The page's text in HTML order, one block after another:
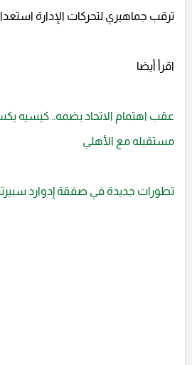
ترقب جماهيري لتحركات الإدارة
اقرأ أيضا
عقب اهتمام الاتحاد بضمه.. كيسيه
مستقبله مع الأهلي
تطورات جديدة في صفقة إدوارد